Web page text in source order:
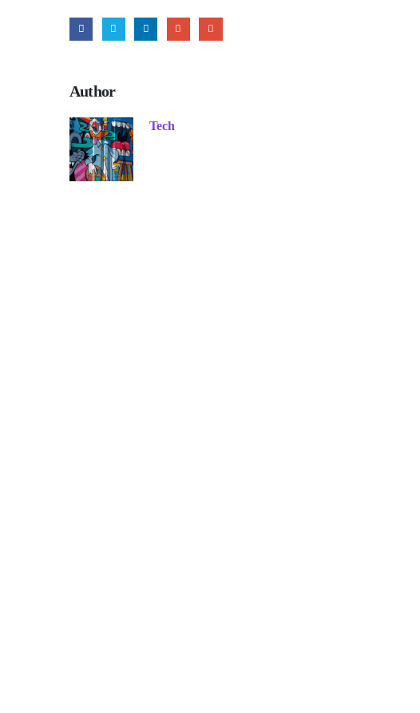
Author
Tech